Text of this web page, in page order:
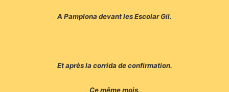
A Pamplona devant les Escolar Gil.
Et après la corrida de confirmation.
Ce même mois.